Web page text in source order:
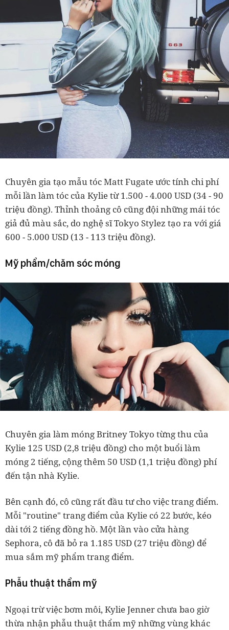
Chuyên gia tạo mẫu tóc Matt Fugate ước tính chi phí
mỗi lần làm tóc của Kylie từ 1.500 - 4.000 USD (34 - 90
triệu đồng). Thỉnh thoảng cô cũng đội những mái tóc
giả đủ màu sắc, do nghệ sĩ Tokyo Stylez tạo ra với giá
600 - 5.000 USD (13 - 113 triệu đồng).
Mỹ phẩm/chăm sóc móng
Chuyên gia làm móng Britney Tokyo từng thu của
Kylie 125 USD (2,8 triệu đồng) cho một buổi làm
móng 2 tiếng, cộng thêm 50 USD (1,1 triệu đồng) phí
đến tận nhà Kylie.
Bên cạnh đó, cô cũng rất đầu tư cho việc trang điểm.
Mỗi "routine" trang điểm của Kylie có 22 bước, kéo
dài tới 2 tiếng đồng hồ. Một lần vào cửa hàng
Sephora, cô đã bỏ ra 1.185 USD (27 triệu đồng) để
mua sắm mỹ phẩm trang điểm.
Phẫu thuật thẩm mỹ
Ngoại trừ việc bơm môi, Kylie Jenner chưa bao giờ
thừa nhận phẫu thuật thẩm mỹ những vùng khác